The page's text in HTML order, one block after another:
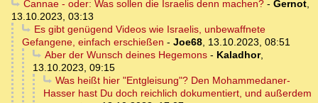
Cannae - oder: Was sollen die Israelis denn machen?- Gernot,
13.10.2023, 03:13
Es gibt genügend Videos wie Israelis, unbewaffnete
Gefangene, einfach erschießen - Joe68, 13.10.2023, 08:51
Aber der Wunsch deines Hegemons- Kaladhor,
13.10.2023, 09:15
Was heißt hier "Entgleisung"? Den Mohammedaner-
Hasser hast Du doch reichlich dokumentiert, und außerdem